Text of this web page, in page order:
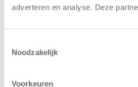
adverteren en analyse. Deze
Noodzakelijk
Voorkeuren